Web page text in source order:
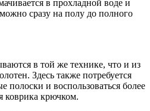
в прохладной воде и
сразу на полу до полного
в той же технике, что и из
Здесь также потребуется
полоски и воспользоваться более
коврика крючком.